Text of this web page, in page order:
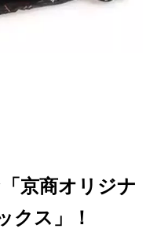
京商オリジナ
クス」！